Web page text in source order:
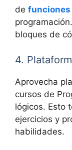
de
bloques de
4.
Aprovecha
cursos de
lógicos. Esto
ejercicios y
habilidades.